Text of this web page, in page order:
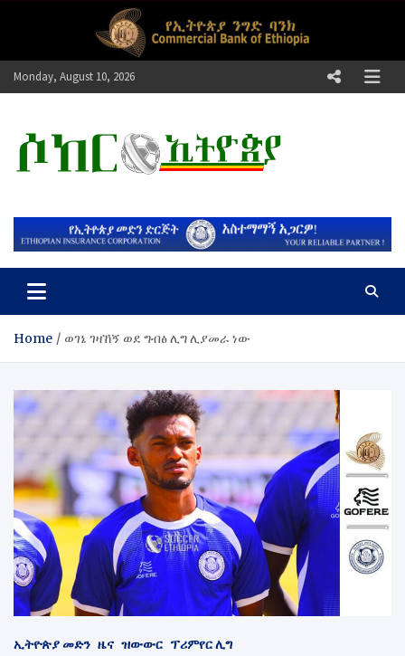
Monday, August 10, 2026
ሶከር ኢትዮጵያ
Home ወገኔ ገዛኸኝ ወደ ግብፅ ሊግ ሊያመራ ነው
ኢትዮጵያ መድን ዜና ዝውውር ፕሪምየር ሊግ